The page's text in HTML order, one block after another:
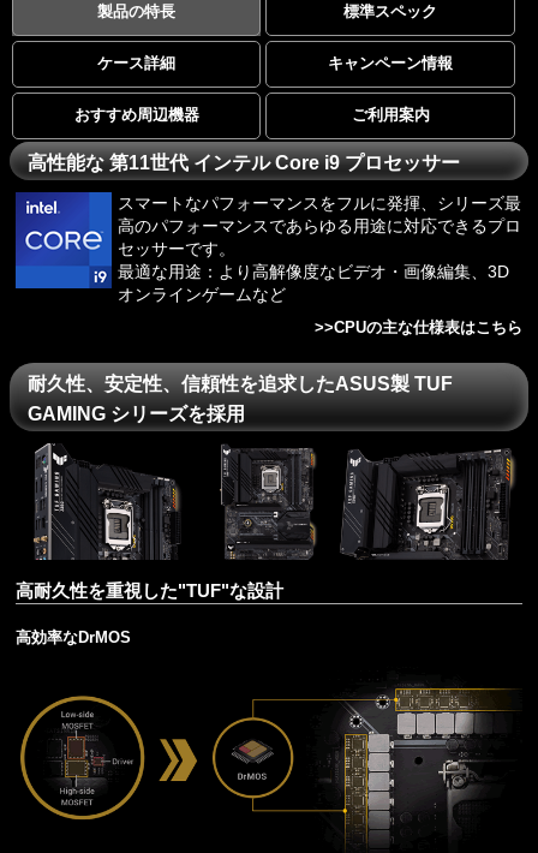
製品の特長 標準スペック
ケース詳細 キャンペーン情報
おすすめ周辺機器 ご利用案内
高性能な 第11世代 インテル Core i9 プロセッサー
スマートなパフォーマンスをフルに発揮、シリーズ最
高のパフォーマンスであらゆる用途に対応できるプロ
セッサーです。
最適な用途：より高解像度なビデオ・画像編集、3D
オンラインゲームなど
>>CPUの主な仕様表はこちら
耐久性、安定性、信頼性を追求したASUS製 TUF
GAMING シリーズを採用
高耐久性を重視した"TUF"な設計
高効率なDrMOS